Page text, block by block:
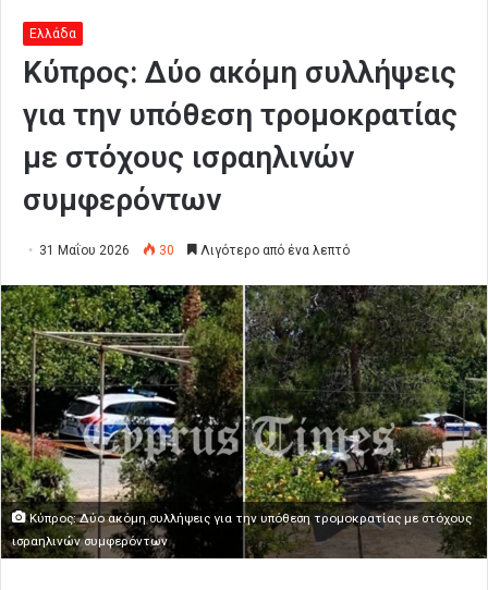
Ελλάδα
Κύπρος: Δύο ακόμη συλλήψεις
για την υπόθεση τρομοκρατίας
με στόχους ισραηλινών
συμφερόντων
31 Μαΐου 2026 30 Λιγότερο από ένα λεπτό
Κύπρος: Δύο ακόμη συλλήψεις για την υπόθεση τρομοκρατίας με στόχους
ισραηλινών συμφερόντων